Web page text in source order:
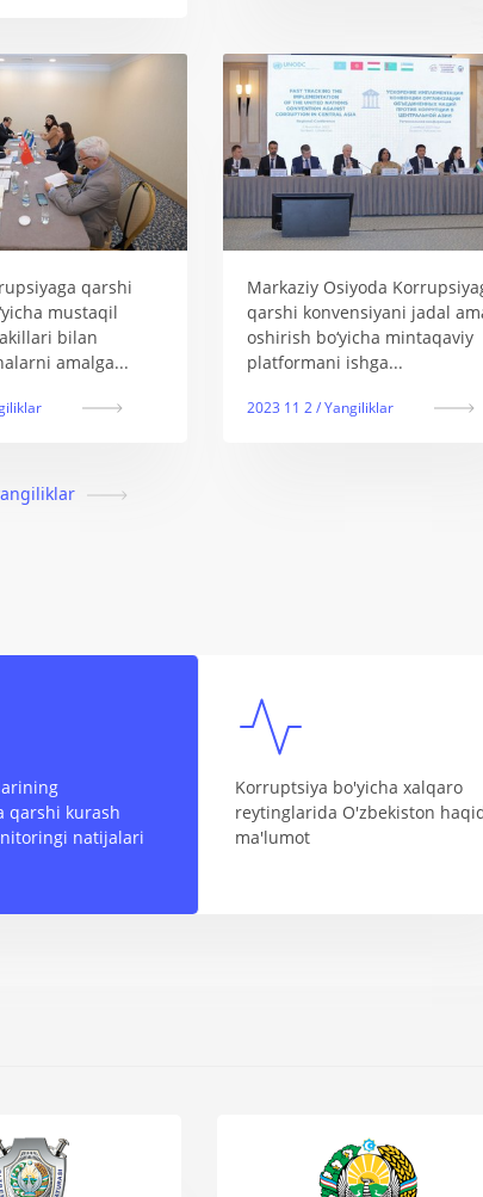
qarshi
mustaqil
bilan
amalga...
Markaziy Osiyoda
qarshi konvensiyani jadal
oshirish bo‘yicha mintaqaviy
platformani ishga...
2023 11 2 / Yangiliklar
qarshi kurash
natijalari
Korruptsiya bo'yicha xalqaro
reytinglarida O'zbekiston
ma'lumot
O‘zbekiston
agentligiga